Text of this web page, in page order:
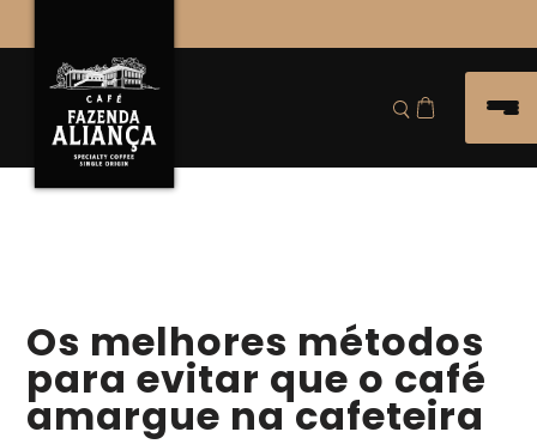
Os melhores métodos
para evitar que o café
amargue na cafeteira